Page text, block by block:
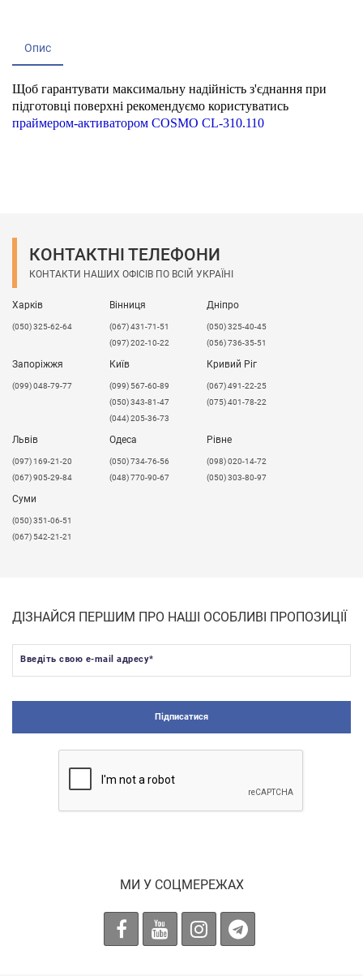
Опис
Щоб гарантувати максимальну надійність з'єднання при
підготовці поверхні рекомендуємо користуватись
праймером-активатором COSMO CL-310.110
КОНТАКТНІ ТЕЛЕФОНИ
КОНТАКТИ НАШИХ ОФІСІВ ПО ВСІЙ УКРАЇНІ
Харків
(050) 325-62-64
Вінниця
(067) 431-71-51
(097) 202-10-22
Дніпро
(050) 325-40-45
(056) 736-35-51
Запоріжжя
(099) 048-79-77
Київ
(099) 567-60-89
(050) 343-81-47
(044) 205-36-73
Кривий Ріг
(067) 491-22-25
(075) 401-78-22
Львів
​(097) 169-21-20
(067) 905-29-84
Одеса
(050) 734-76-56
(048) 770-90-67
Рівне
(098) 020-14-72
(050) 303-80-97
Суми
(050) 351-06-51
(067) 542-21-21
ДІЗНАЙСЯ ПЕРШИМ ПРО НАШІ ОСОБЛИВІ ПРОПОЗИЦІЇ
Введіть свою e-mail адресу*
Підписатися
МИ У СОЦМЕРЕЖАХ